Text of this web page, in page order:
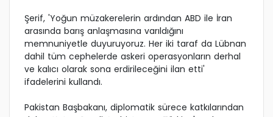
Şerif, 'Yoğun müzakerelerin ardından ABD ile İran
arasında barış anlaşmasına varıldığını
memnuniyetle duyuruyoruz. Her iki taraf da Lübnan
dahil tüm cephelerde askeri operasyonların derhal
ve kalıcı olarak sona erdirileceğini ilan etti'
ifadelerini kullandı.
Pakistan Başbakanı, diplomatik sürece katkılarından